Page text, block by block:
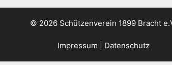
© 2026 Schützenverein 1899 Bracht
Impressum Datenschutz